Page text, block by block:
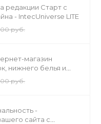
редакции Старт с
- IntecUniverse LITE
руб.
магазин
нижнего белья и
руб.
-
сайта с